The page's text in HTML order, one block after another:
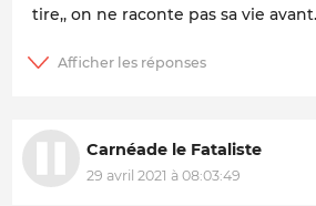
tire,, on ne raconte pas sa vie
Carnéade le Fataliste
29 avril 2021 à 08:03:49